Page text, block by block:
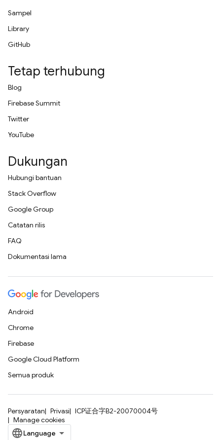
Sampel
Library
GitHub
Tetap terhubung
Blog
Firebase Summit
Twitter
YouTube
Dukungan
Hubungi bantuan
Stack Overflow
Google Group
Catatan rilis
FAQ
Dokumentasi lama
Android
Chrome
Firebase
Google Cloud Platform
Semua produk
Persyaratan Privasi
ICP证合字B2-20070004号
Manage cookies